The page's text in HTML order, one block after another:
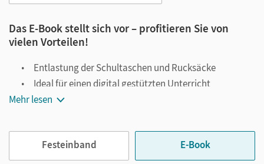
Das E-Book stellt sich vor – profitieren Sie von
vielen Vorteilen!
Entlastung der Schultaschen und Rucksäcke
Ideal für einen digital gestützten Unterricht
Notiz- und Markierungsmöglichkeit
Viele digitale Funktionen unterstützen das Lehren und
Lernen:
Mehr lesen
Festeinband E-Book